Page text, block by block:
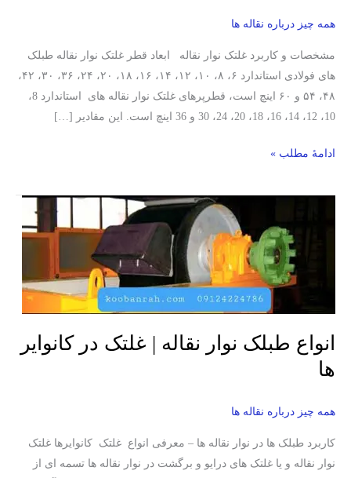
همه چیز درباره نقاله ها
مشخصات و کاربرد غلتک نوار نقاله ابعاد قطر غلتک نوار نقاله طبلک
های فولادی استاندارد ۶، ۸، ۱۰، ۱۲، ۱۴، ۱۶، ۱۸، ۲۰، ۲۴، ۳۶، ۳۰، ۴۲،
۴۸، ۵۴ و ۶۰ اینچ است، قطرپرهای غلتک نوار نقاله های استاندارد 8،
10، 12، 14، 16، 18، 20، 24، 30 و 36 اینچ است. این مقادیر […]
ادامۀ مطلب »
انواع طبلک نوار نقاله | غلتک در کانوایر
ها
همه چیز درباره نقاله ها
کاربرد طبلک ها در نوار نقاله ها – معرفی انواع غلتک کانوایرها غلتک
نوار نقاله و یا غلتک های درایو و برگشت در نوار نقاله ها تسمه ای از
کانوایر
ها